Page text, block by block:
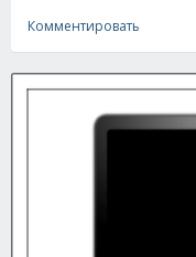
Комментировать